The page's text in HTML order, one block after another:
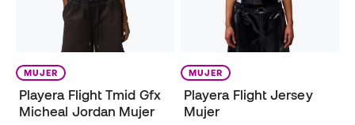
MUJER
Playera Flight Tmid Gfx
Micheal Jordan Mujer
MUJER
Playera Flight Jersey
Mujer